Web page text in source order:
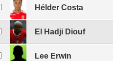
Hélder Costa
El Hadji Diouf
Lee Erwin